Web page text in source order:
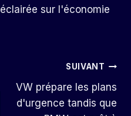
sur l'économie
SUIVANT
VW prépare les plans
d'urgence tandis que